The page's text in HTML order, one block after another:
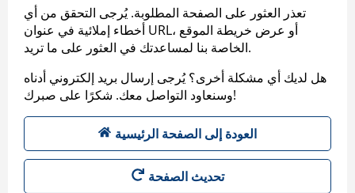
تعذر العثور على الصفحة المطلوبة. يُرجى التحقق من أي
أخطاء إملائية في عنوان URL، أو عرض خريطة الموقع
الخاصة بنا لمساعدتك في العثور على ما تريد.
هل لديك أي مشكلة أخرى؟ يُرجى إرسال بريد إلكتروني أدناه
وسنعاود التواصل معك. شكرًا على صبرك!
العودة إلى الصفحة الرئيسية
تحديث الصفحة